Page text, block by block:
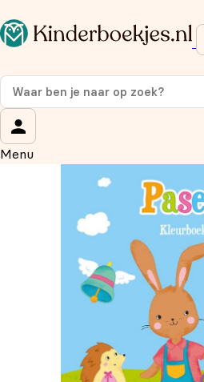
Menu
Op de hoogte blijven van onze
Meld je aan voor onze
korting
Wat is je voornaam?
Wat is je e-mailadres?*
We gebruiken je gegevens
overeenstemming met ons